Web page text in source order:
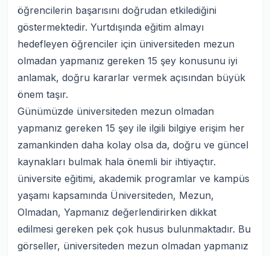
öğrencilerin başarısını doğrudan etkilediğini
göstermektedir. Yurtdışında eğitim almayı
hedefleyen öğrenciler için üniversiteden mezun
olmadan yapmanız gereken 15 şey konusunu iyi
anlamak, doğru kararlar vermek açısından büyük
önem taşır.
Günümüzde üniversiteden mezun olmadan
yapmanız gereken 15 şey ile ilgili bilgiye erişim her
zamankinden daha kolay olsa da, doğru ve güncel
kaynakları bulmak hala önemli bir ihtiyaçtır.
üniversite eğitimi, akademik programlar ve kampüs
yaşamı kapsamında Üniversiteden, Mezun,
Olmadan, Yapmanız değerlendirirken dikkat
edilmesi gereken pek çok husus bulunmaktadır. Bu
görseller, üniversiteden mezun olmadan yapmanız